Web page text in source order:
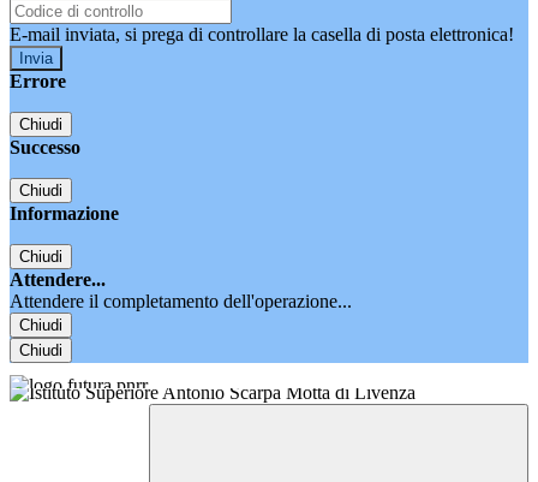
E-mail inviata, si prega di controllare la casella di posta elettronica!
Errore
Chiudi
Successo
Chiudi
Informazione
Chiudi
Attendere...
Attendere il completamento dell'operazione...
Chiudi
Chiudi